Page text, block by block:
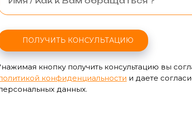
ПОЛУЧИТЬ КОНСУЛЬТАЦИЮ
кнопку получить консультацию вы
конфиденциальности и даете
данных.